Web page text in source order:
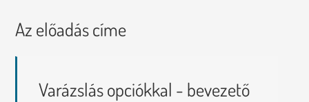
Az előadás címe
Varázslás opciókkal - bevezető